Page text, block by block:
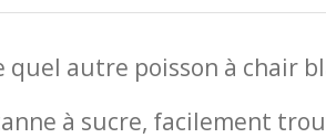
quel autre poisson à chair
à sucre, facilement